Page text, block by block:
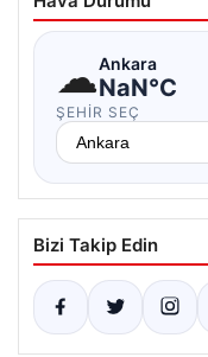
☁Ankara
NaN°C
ŞEHIR SEÇ
Bizi Takip Edin